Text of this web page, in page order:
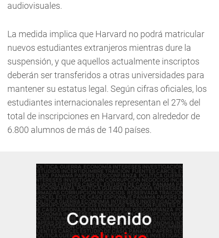
audiovisuales.
La medida implica que Harvard no podrá matricular
nuevos estudiantes extranjeros mientras dure la
suspensión, y que aquellos actualmente inscriptos
deberán ser transferidos a otras universidades para
mantener su estatus legal. Según cifras oficiales, los
estudiantes internacionales representan el 27% del
total de inscripciones en Harvard, con alrededor de
6.800 alumnos de más de 140 países.